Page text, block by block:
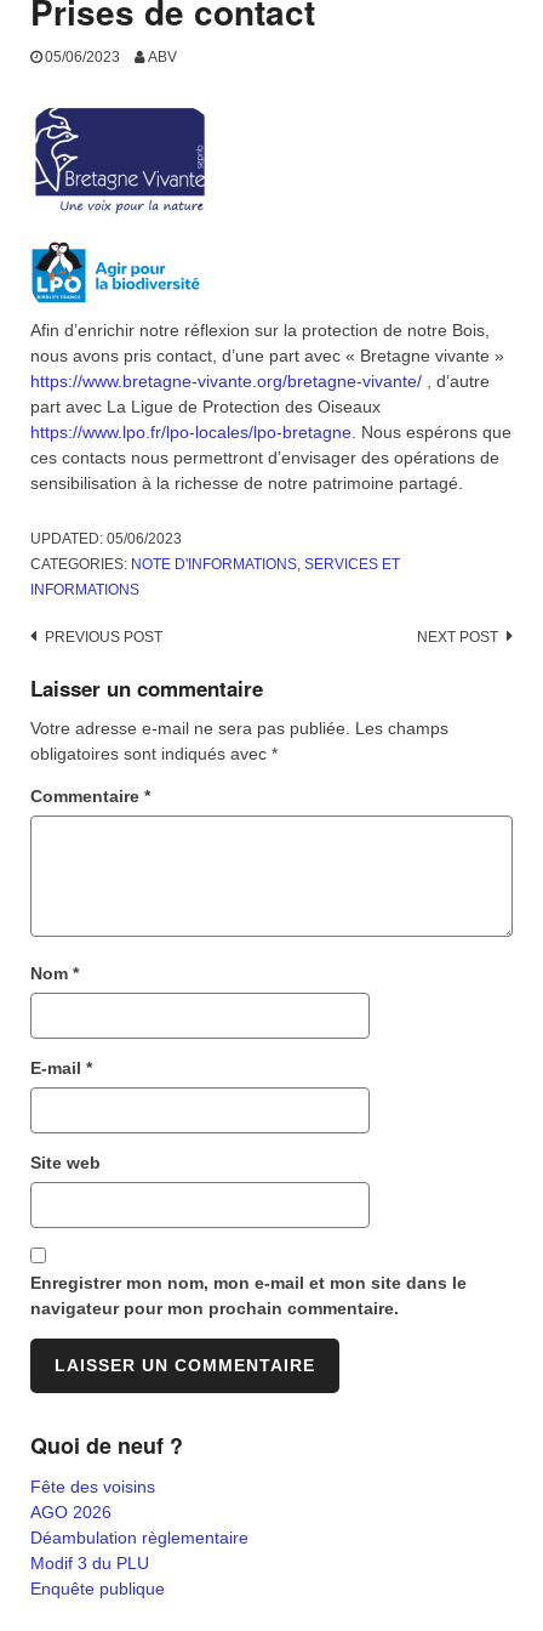
Prises de contact
05/06/2023 ABV
Afin d’enrichir notre réflexion sur la protection de notre Bois,
nous avons pris contact, d’une part avec « Bretagne vivante »
https://www.bretagne-vivante.org/bretagne-vivante/ , d’autre
part avec La Ligue de Protection des Oiseaux
https://www.lpo.fr/lpo-locales/lpo-bretagne. Nous espérons que
ces contacts nous permettront d’envisager des opérations de
sensibilisation à la richesse de notre patrimoine partagé.
UPDATED: 05/06/2023
CATEGORIES: NOTE D'INFORMATIONS, SERVICES ET
INFORMATIONS
Post
navigation
PREVIOUS POST NEXT POST
Laisser un commentaire
Votre adresse e-mail ne sera pas publiée. Les champs
obligatoires sont indiqués avec *
Commentaire *
Nom *
E-mail *
Site web
Enregistrer mon nom, mon e-mail et mon site dans le
navigateur pour mon prochain commentaire.
Quoi de neuf ?
Fête des voisins
AGO 2026
Déambulation règlementaire
Modif 3 du PLU
Enquête publique